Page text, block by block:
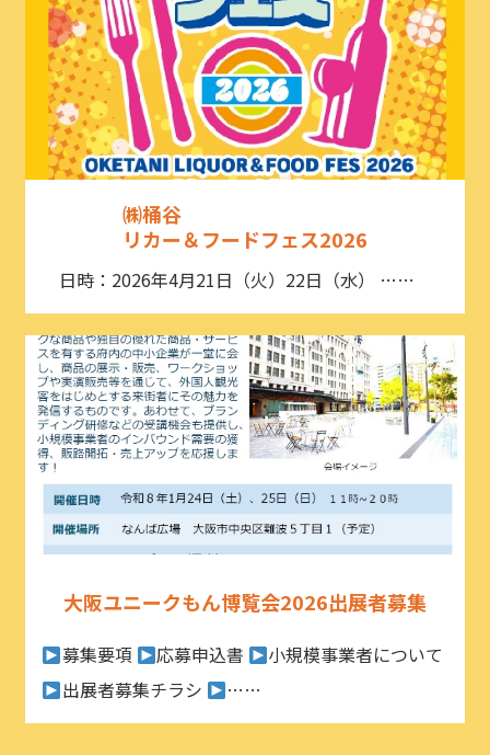
㈱桶谷
リカー＆フードフェス2026
日時：2026年4月21日（火）22日（水） ……
大阪ユニークもん博覧会2026出展者募集
募集要項 応募申込書
小規模事業者について
出展者募集チラシ
……